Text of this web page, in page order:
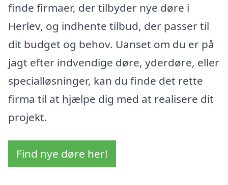
finde firmaer, der tilbyder nye døre i
Herlev, og indhente tilbud, der passer til
dit budget og behov. Uanset om du er på
jagt efter indvendige døre, yderdøre, eller
specialløsninger, kan du finde det rette
firma til at hjælpe dig med at realisere dit
projekt.
Find nye døre her!